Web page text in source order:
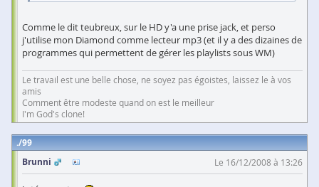
Comme le dit teubreux, sur le HD y'a une prise jack, et perso
j'utilise mon Diamond comme lecteur mp3 (et il y a des dizaines de
programmes qui permettent de gérer les playlists sous WM)
Le travail est une belle chose, ne soyez pas égoistes, laissez le à vos
amis
Comment être modeste quand on est le meilleur
I'm God's clone!
99
Brunni
Le 16/12/2008 à 13:26